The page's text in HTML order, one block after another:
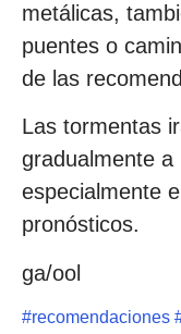
metálicas,
puentes o
de las
Las tormentas
gradualmente a
especialmente
pronósticos.
ga/ool
#recomendaciones